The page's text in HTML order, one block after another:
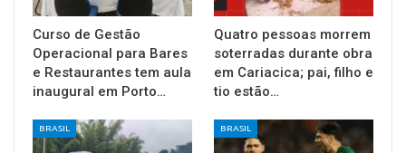
Curso de Gestão
Operacional para Bares
e Restaurantes tem aula
inaugural em Porto…
Quatro pessoas morrem
soterradas durante obra
em Cariacica; pai, filho e
tio estão…
BRASIL BRASIL